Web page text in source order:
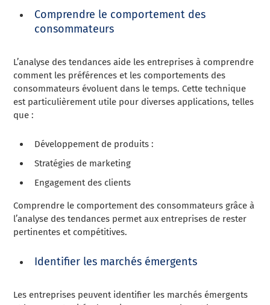
Comprendre le comportement des
consommateurs
L’analyse des tendances aide les entreprises à comprendre
comment les préférences et les comportements des
consommateurs évoluent dans le temps. Cette technique
est particulièrement utile pour diverses applications, telles
que :
Développement de produits :
Stratégies de marketing
Engagement des clients
Comprendre le comportement des consommateurs grâce à
l’analyse des tendances permet aux entreprises de rester
pertinentes et compétitives.
Identifier les marchés émergents
Les entreprises peuvent identifier les marchés émergents